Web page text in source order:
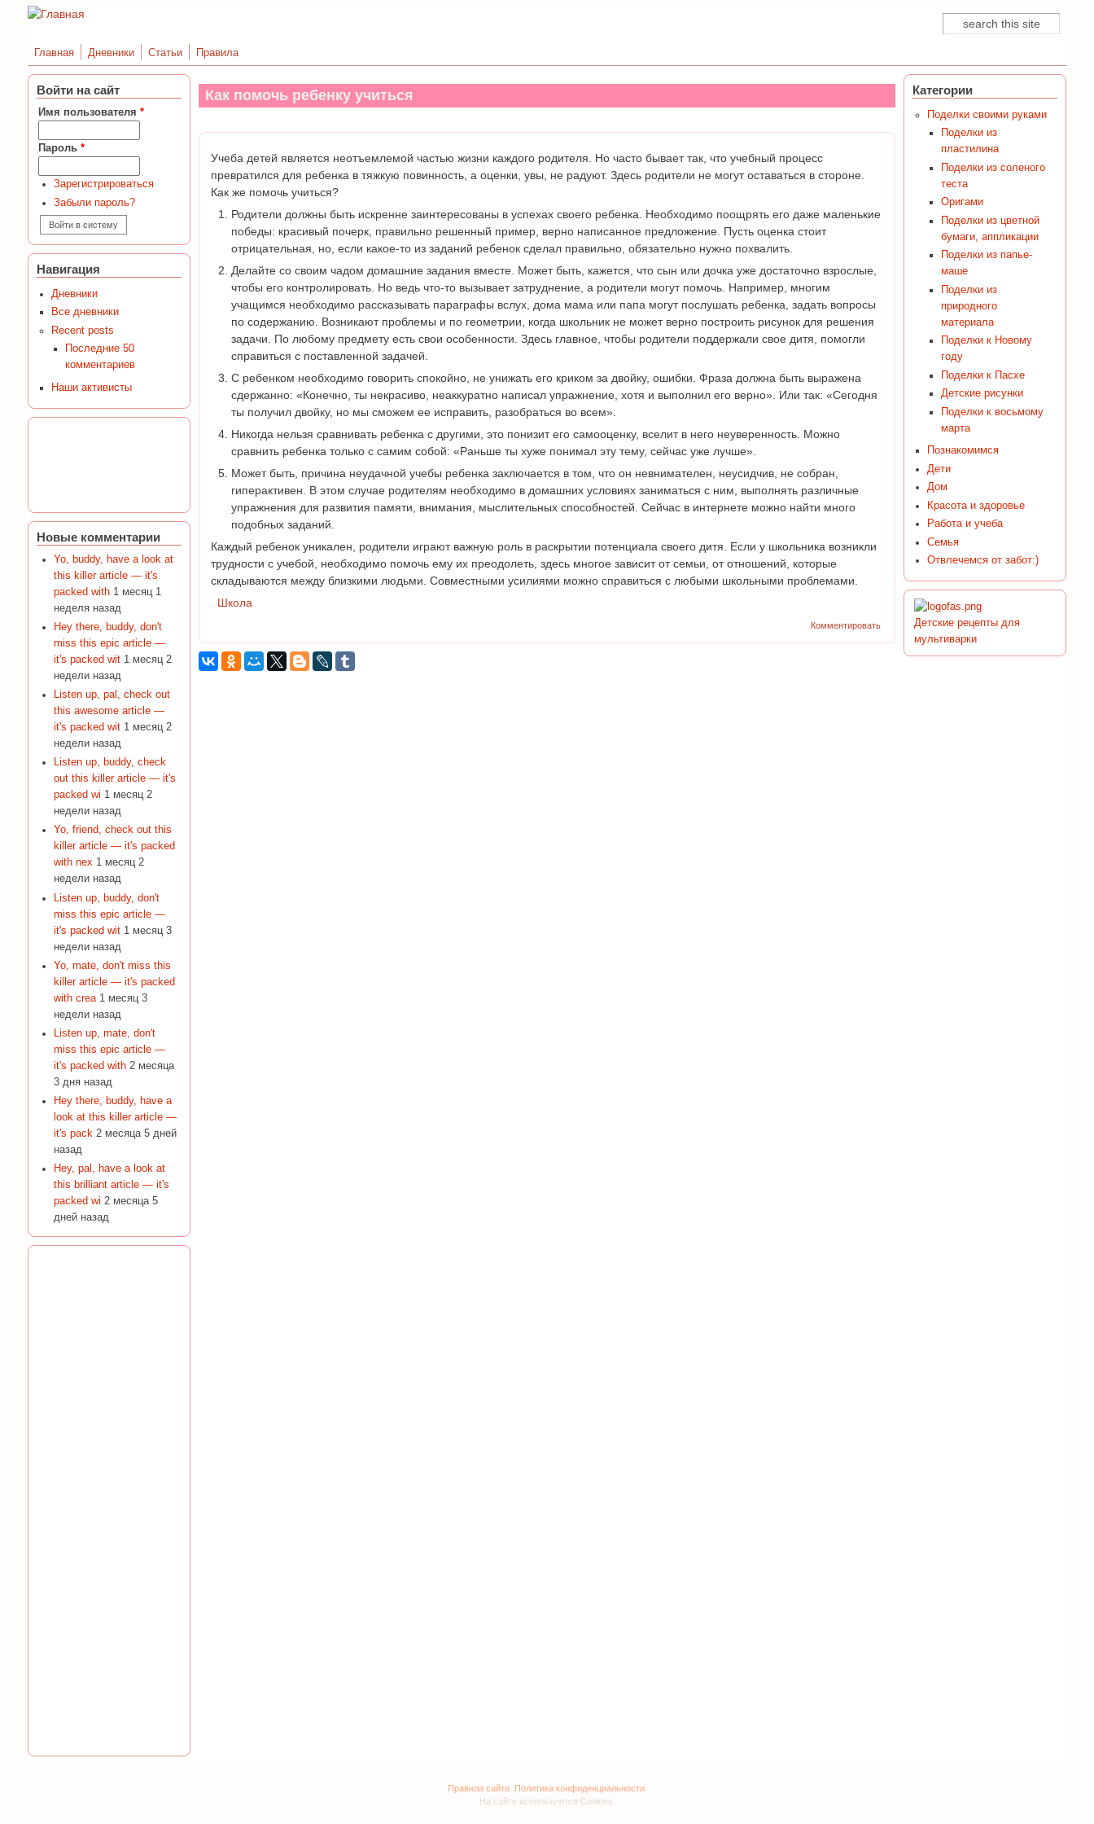
Форма поиска
Поиск
Главная Дневники Статьи Правила
Как помочь ребенку учиться
Учеба детей является неотъемлемой частью жизни каждого родителя. Но часто бывает так, что учебный процесс
превратился для ребенка в тяжкую повинность, а оценки, увы, не радуют. Здесь родители не могут оставаться в стороне.
Как же помочь учиться?
Родители должны быть искренне заинтересованы в успехах своего ребенка. Необходимо поощрять его даже маленькие
победы: красивый почерк, правильно решенный пример, верно написанное предложение. Пусть оценка стоит
отрицательная, но, если какое-то из заданий ребенок сделал правильно, обязательно нужно похвалить.
Делайте со своим чадом домашние задания вместе. Может быть, кажется, что сын или дочка уже достаточно взрослые,
чтобы его контролировать. Но ведь что-то вызывает затруднение, а родители могут помочь. Например, многим
учащимся необходимо рассказывать параграфы вслух, дома мама или папа могут послушать ребенка, задать вопросы
по содержанию. Возникают проблемы и по геометрии, когда школьник не может верно построить рисунок для решения
задачи. По любому предмету есть свои особенности. Здесь главное, чтобы родители поддержали свое дитя, помогли
справиться с поставленной задачей.
С ребенком необходимо говорить спокойно, не унижать его криком за двойку, ошибки. Фраза должна быть выражена
сдержанно: «Конечно, ты некрасиво, неаккуратно написал упражнение, хотя и выполнил его верно». Или так: «Сегодня
ты получил двойку, но мы сможем ее исправить, разобраться во всем».
Никогда нельзя сравнивать ребенка с другими, это понизит его самооценку, вселит в него неуверенность. Можно
сравнить ребенка только с самим собой: «Раньше ты хуже понимал эту тему, сейчас уже лучше».
Может быть, причина неудачной учебы ребенка заключается в том, что он невнимателен, неусидчив, не собран,
гиперактивен. В этом случае родителям необходимо в домашних условиях заниматься с ним, выполнять различные
упражнения для развития памяти, внимания, мыслительных способностей. Сейчас в интернете можно найти много
подобных заданий.
Каждый ребенок уникален, родители играют важную роль в раскрытии потенциала своего дитя. Если у школьника возникли
трудности с учебой, необходимо помочь ему их преодолеть, здесь многое зависит от семьи, от отношений, которые
складываются между близкими людьми. Совместными усилиями можно справиться с любыми школьными проблемами.
Школа
Комментировать
Войти на сайт
Имя пользователя *
Пароль *
Зарегистрироваться
Забыли пароль?
Навигация
Дневники
Все дневники
Recent posts
Последние 50
комментариев
Наши активисты
Новые комментарии
Yo, buddy, have a look at
this killer article — it's
packed with 1 месяц 1
неделя назад
Hey there, buddy, don't
miss this epic article —
it's packed wit 1 месяц 2
недели назад
Listen up, pal, check out
this awesome article —
it's packed wit 1 месяц 2
недели назад
Listen up, buddy, check
out this killer article — it's
packed wi 1 месяц 2
недели назад
Yo, friend, check out this
killer article — it's packed
with nex 1 месяц 2
недели назад
Listen up, buddy, don't
miss this epic article —
it's packed wit 1 месяц 3
недели назад
Yo, mate, don't miss this
killer article — it's packed
with crea 1 месяц 3
недели назад
Listen up, mate, don't
miss this epic article —
it's packed with 2 месяца
3 дня назад
Hey there, buddy, have a
look at this killer article —
it's pack 2 месяца 5 дней
назад
Hey, pal, have a look at
this brilliant article — it's
packed wi 2 месяца 5
дней назад
Категории
Поделки своими руками
Поделки из
пластилина
Поделки из соленого
теста
Оригами
Поделки из цветной
бумаги, аппликации
Поделки из папье-
маше
Поделки из
природного
материала
Поделки к Новому
году
Поделки к Пасхе
Детские рисунки
Поделки к восьмому
марта
Познакомимся
Дети
Дом
Красота и здоровье
Работа и учеба
Семья
Отвлечемся от забот:)
Детские рецепты для
мультиварки
Правила сайта. Политика конфиденциальности.
На сайте используются Cookies.